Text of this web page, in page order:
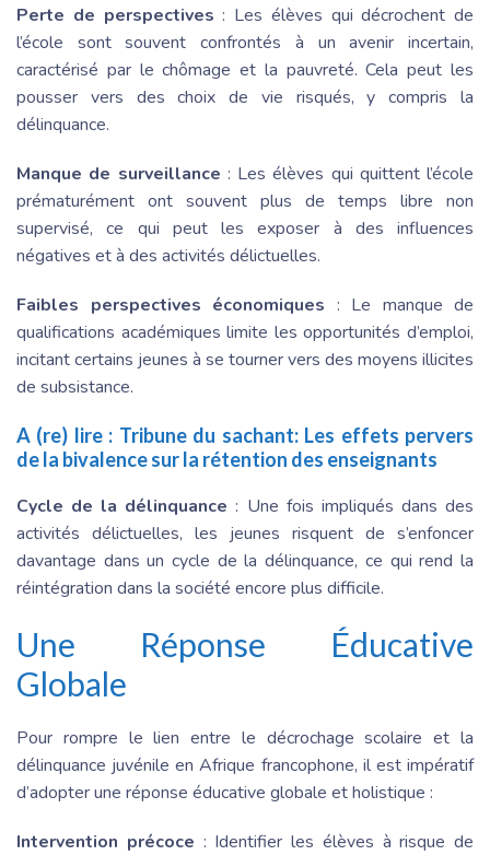
Perte de perspectives: Les élèves qui décrochent de
l’école sont souvent confrontés à un avenir incertain,
caractérisé par le chômage et la pauvreté. Cela peut les
pousser vers des choix de vie risqués, y compris la
délinquance.
Manque de surveillance : Les élèves qui quittent l’école
prématurément ont souvent plus de temps libre non
supervisé, ce qui peut les exposer à des influences
négatives et à des activités délictuelles.
Faibles perspectives économiques : Le manque de
qualifications académiques limite les opportunités d’emploi,
incitant certains jeunes à se tourner vers des moyens illicites
de subsistance.
A (re) lire : Tribune du sachant: Les effets pervers
de la bivalence sur la rétention des enseignants
Cycle de la délinquance : Une fois impliqués dans des
activités délictuelles, les jeunes risquent de s’enfoncer
davantage dans un cycle de la délinquance, ce qui rend la
réintégration dans la société encore plus difficile.
Une Réponse Éducative
Globale
Pour rompre le lien entre le décrochage scolaire et la
délinquance juvénile en Afrique francophone, il est impératif
d’adopter une réponse éducative globale et holistique :
Intervention précoce : Identifier les élèves à risque de